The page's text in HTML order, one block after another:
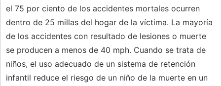
el 75 por ciento de los accidentes mortales ocurren
dentro de 25 millas del hogar de la víctima. La mayoría
de los accidentes con resultado de lesiones o muerte
se producen a menos de 40 mph. Cuando se trata de
niños, el uso adecuado de un sistema de retención
infantil reduce el riesgo de un niño de la muerte en un